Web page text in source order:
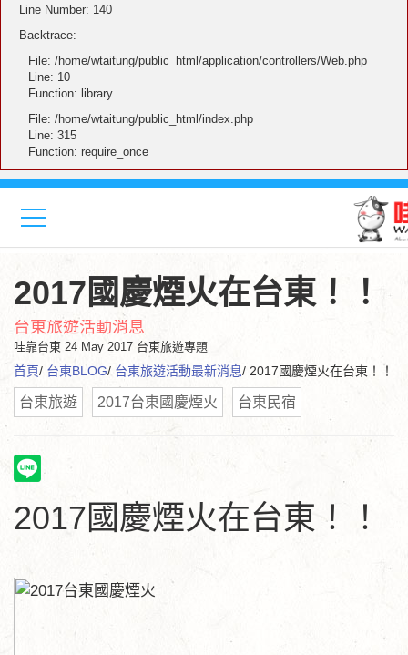
Line Number: 140
Backtrace:
File: /home/wtaitung/public_html/application/controllers/Web.php
Line: 10
Function: library
File: /home/wtaitung/public_html/index.php
Line: 315
Function: require_once
2017國慶煙火在台東！！
台東旅遊活動消息
哇靠台東 24 May 2017 台東旅遊專題
首頁/ 台東BLOG/ 台東旅遊活動最新消息/ 2017國慶煙火在台東！！
台東旅遊 2017台東國慶煙火 台東民宿
2017國慶煙火在台東！！